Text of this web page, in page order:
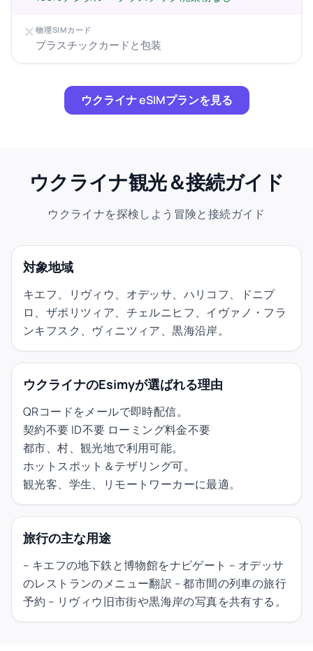
物理SIMカード
プラスチックカードと包装
ウクライナ eSIMプランを見る
ウクライナ観光＆接続ガイド
ウクライナを探検しよう冒険と接続ガイド
対象地域
キエフ、リヴィウ、オデッサ、ハリコフ、ドニプ
ロ、ザポリツィア、チェルニヒフ、イヴァノ・フラ
ンキフスク、ヴィニツィア、黒海沿岸。
ウクライナのEsimyが選ばれる理由
QRコードをメールで即時配信。
契約不要 ID不要 ローミング料金不要
都市、村、観光地で利用可能。
ホットスポット＆テザリング可。
観光客、学生、リモートワーカーに最適。
旅行の主な用途
– キエフの地下鉄と博物館をナビゲート – オデッサ
のレストランのメニュー翻訳 – 都市間の列車の旅行
予約 – リヴィウ旧市街や黒海岸の写真を共有する。